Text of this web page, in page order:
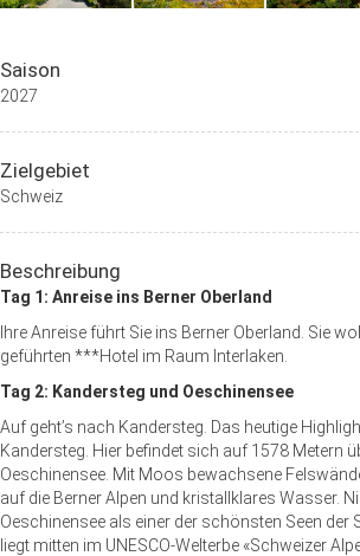
Saison
2027
Zielgebiet
Schweiz
Beschreibung
Tag 1: Anreise ins Berner Oberland
Ihre Anreise führt Sie ins Berner Oberland. Sie
geführten ***Hotel im Raum Interlaken.
Tag 2: Kandersteg und Oeschinensee
Auf geht’s nach Kandersteg. Das heutige
Kandersteg. Hier befindet sich auf 1578 Metern
Oeschinensee. Mit Moos bewachsene
auf die Berner Alpen und kristallklares Wasser.
Oeschinensee als einer der schönsten Seen der
liegt mitten im UNESCO-Welterbe «Schweizer